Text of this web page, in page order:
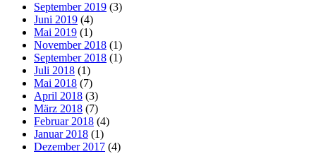
September 2019 (3)
Juni 2019 (4)
Mai 2019 (1)
November 2018 (1)
September 2018 (1)
Juli 2018 (1)
Mai 2018 (7)
April 2018 (3)
März 2018 (7)
Februar 2018 (4)
Januar 2018 (1)
Dezember 2017 (4)